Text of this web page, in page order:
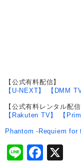
【公式有料配信】
【U-NEXT】
【DMM
【公式有料レンタル配信
【Rakuten TV】
【
Phantom -Requiem for
Line